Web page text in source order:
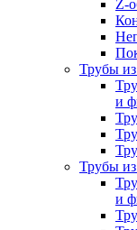
Z-
Трубы из
и
Трубы из
и